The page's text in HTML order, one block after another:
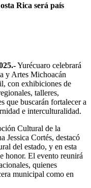
Rica será país
Yurécuaro celebrará
y Artes Michoacán
con exhibiciones de
talleres,
que buscarán fortalecer a
e interculturalidad.
Cultural de la
Jessica Cortés, destacó
del estado, y en esta
honor. El evento reunirá
quienes
municipal como en